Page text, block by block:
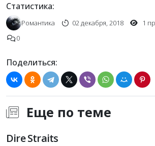
Статистика:
Романтика 02 декабря, 2018 1
0
Поделиться:
Еще по теме
Dire Straits